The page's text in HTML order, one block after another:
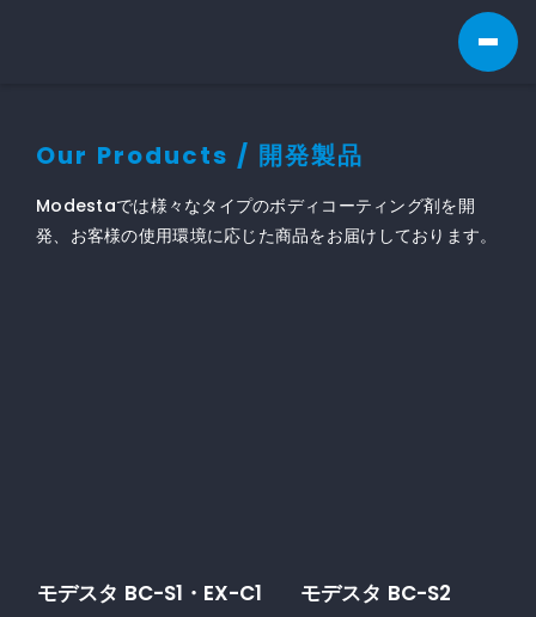
Our Products / 開発製品
Modestaでは様々なタイプのボディコーティング剤を開
発、お客様の使用環境に応じた商品をお届けしております。
モデスタ BC-S1・EX-C1 モデスタ BC-S2